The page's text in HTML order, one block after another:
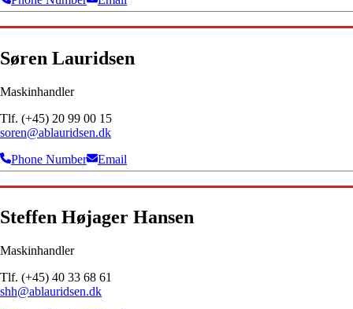
Søren Lauridsen
Maskinhandler
Tlf. (+45) 20 99 00 15
soren@ablauridsen.dk
Phone Number
Email
Steffen Højager Hansen
Maskinhandler
Tlf. (+45) 40 33 68 61
shh@ablauridsen.dk